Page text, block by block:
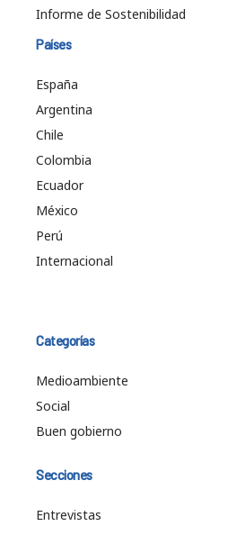
Informe de Sostenibilidad
Países
España
Argentina
Chile
Colombia
Ecuador
México
Perú
Internacional
Categorías
Medioambiente
Social
Buen gobierno
Secciones
Entrevistas